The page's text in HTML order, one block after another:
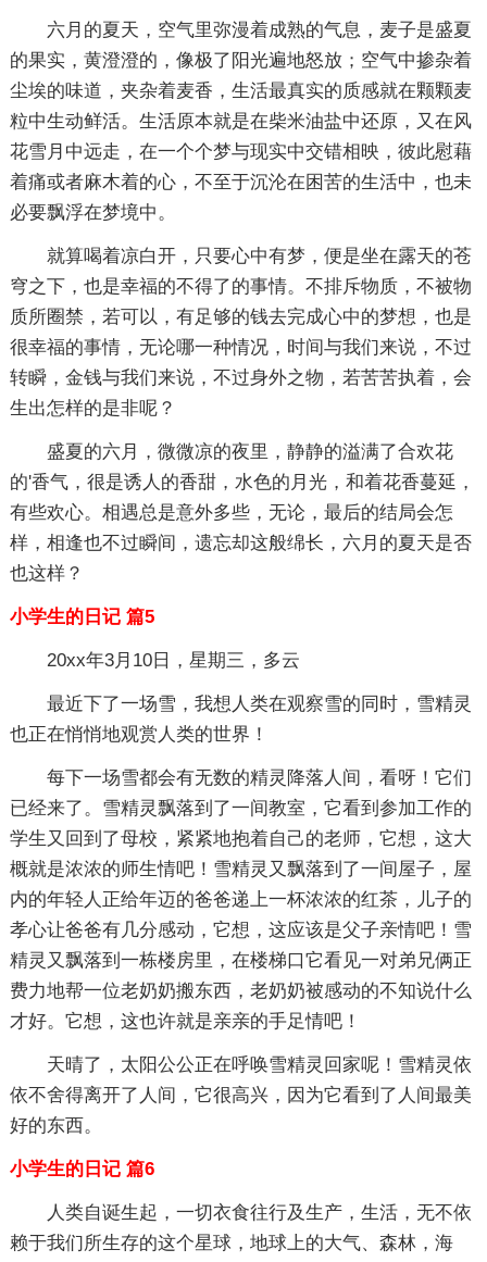
六月的夏天，空气里弥漫着成熟的气息，麦子是盛夏
的果实，黄澄澄的，像极了阳光遍地怒放；空气中掺杂着
尘埃的味道，夹杂着麦香，生活最真实的质感就在颗颗麦
粒中生动鲜活。生活原本就是在柴米油盐中还原，又在风
花雪月中远走，在一个个梦与现实中交错相映，彼此慰藉
着痛或者麻木着的心，不至于沉沦在困苦的生活中，也未
必要飘浮在梦境中。
就算喝着凉白开，只要心中有梦，便是坐在露天的苍
穹之下，也是幸福的不得了的事情。不排斥物质，不被物
质所圈禁，若可以，有足够的钱去完成心中的梦想，也是
很幸福的事情，无论哪一种情况，时间与我们来说，不过
转瞬，金钱与我们来说，不过身外之物，若苦苦执着，会
生出怎样的是非呢？
盛夏的六月，微微凉的夜里，静静的溢满了合欢花
的'香气，很是诱人的香甜，水色的月光，和着花香蔓延，
有些欢心。相遇总是意外多些，无论，最后的结局会怎
样，相逢也不过瞬间，遗忘却这般绵长，六月的夏天是否
也这样？
小学生的日记 篇5
20xx年3月10日，星期三，多云
最近下了一场雪，我想人类在观察雪的同时，雪精灵
也正在悄悄地观赏人类的世界！
每下一场雪都会有无数的精灵降落人间，看呀！它们
已经来了。雪精灵飘落到了一间教室，它看到参加工作的
学生又回到了母校，紧紧地抱着自己的老师，它想，这大
概就是浓浓的师生情吧！雪精灵又飘落到了一间屋子，屋
内的年轻人正给年迈的爸爸递上一杯浓浓的红茶，儿子的
孝心让爸爸有几分感动，它想，这应该是父子亲情吧！雪
精灵又飘落到一栋楼房里，在楼梯口它看见一对弟兄俩正
费力地帮一位老奶奶搬东西，老奶奶被感动的不知说什么
才好。它想，这也许就是亲亲的手足情吧！
天晴了，太阳公公正在呼唤雪精灵回家呢！雪精灵依
依不舍得离开了人间，它很高兴，因为它看到了人间最美
好的东西。
小学生的日记 篇6
人类自诞生起，一切衣食往行及生产，生活，无不依
赖于我们所生存的这个星球，地球上的大气、森林，海